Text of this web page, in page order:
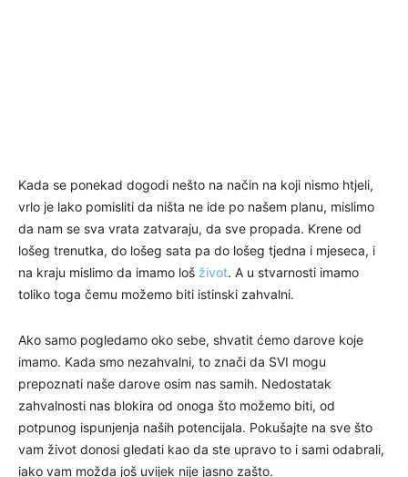
Kada se ponekad dogodi nešto na način na koji nismo htjeli,
vrlo je lako pomisliti da ništa ne ide po našem planu, mislimo
da nam se sva vrata zatvaraju, da sve propada. Krene od
lošeg trenutka, do lošeg sata pa do lošeg tjedna i mjeseca, i
na kraju mislimo da imamo loš život. A u stvarnosti imamo
toliko toga čemu možemo biti istinski zahvalni.
Ako samo pogledamo oko sebe, shvatit ćemo darove koje
imamo. Kada smo nezahvalni, to znači da SVI mogu
prepoznati naše darove osim nas samih. Nedostatak
zahvalnosti nas blokira od onoga što možemo biti, od
potpunog ispunjenja naših potencijala. Pokušajte na sve što
vam život donosi gledati kao da ste upravo to i sami odabrali,
iako vam možda još uvijek nije jasno zašto.